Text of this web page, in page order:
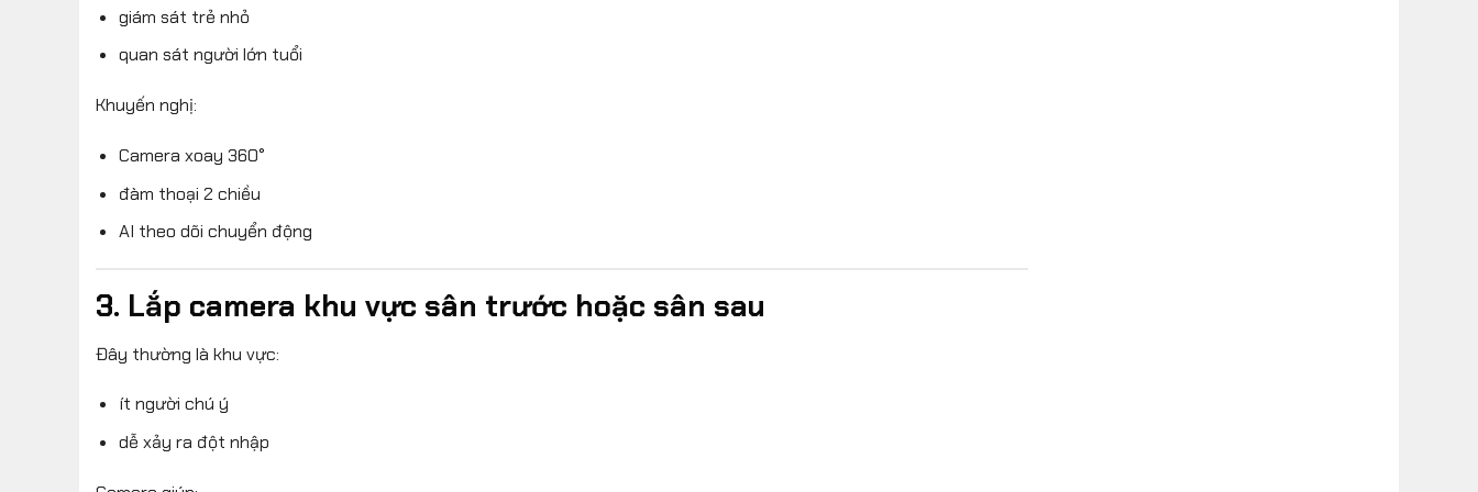
giám sát trẻ nhỏ
quan sát người lớn tuổi
Khuyến nghị:
Camera xoay 360°
đàm thoại 2 chiều
AI theo dõi chuyển động
3. Lắp camera khu vực sân trước hoặc sân sau
Đây thường là khu vực:
ít người chú ý
dễ xảy ra đột nhập